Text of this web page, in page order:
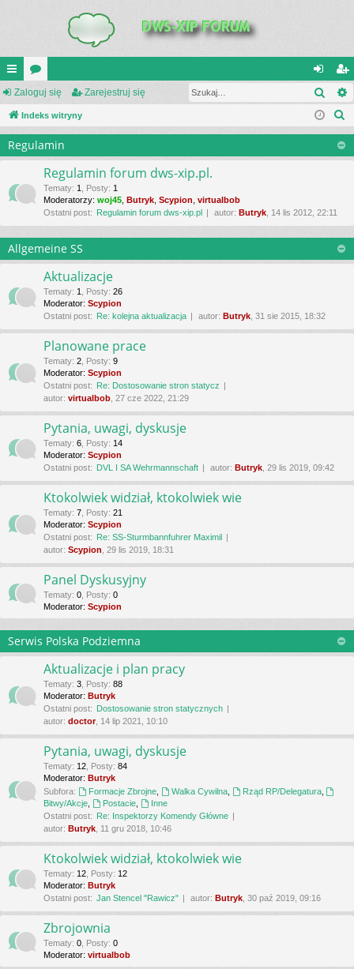
UI
C
K
_L
IN
or
a
al
og
si
ar
ej
es
tru
Zaloguj się Zarejestruj się
Indeks witryny
Regulamin
Regulamin forum dws-xip.pl.
Tematy: 1 Posty: 1
Moderatorzy: woj45 Butryk Scypion virtualbob
Ostatni post: Regulamin forum dws-xip.pl autor: Butryk , 14 lis 2012, 22:11
Allgemeine SS
Aktualizacje
Tematy: 1 Posty: 26
Moderator: Scypion
Ostatni post: Re: kolejna aktualizacja autor: Butryk , 31 sie 2015, 18:32
Planowane prace
Tematy: 2 Posty: 9
Moderator: Scypion
Ostatni post: Re: Dostosowanie stron statycz
autor: virtualbob , 27 cze 2022, 21:29
Pytania, uwagi, dyskusje
Tematy: 6 Posty: 14
Moderator: Scypion
Ostatni post: DVL I SA Wehrmannschaft autor: Butryk , 29 lis 2019, 09:42
Ktokolwiek widział, ktokolwiek wie
Tematy: 7 Posty: 21
Moderator: Scypion
Ostatni post: Re: SS-Sturmbannfuhrer Maximil
autor: Scypion , 29 lis 2019, 18:31
Panel Dyskusyjny
Tematy: 0 Posty: 0
Moderator: Scypion
Serwis Polska Podziemna
Aktualizacje i plan pracy
Tematy: 3 Posty: 88
Moderator: Butryk
Ostatni post: Dostosowanie stron statycznych
autor: doctor, 14 lip 2021, 10:10
Pytania, uwagi, dyskusje
Tematy: 12 Posty: 84
Moderator: Butryk
Subfora:
Formacje Zbrojne, Walka Cywilna, Rząd RP/Delegatura,
Bitwy/Akcje
Postacie,
Inne
Ostatni post: Re: Inspektorzy Komendy Główne
autor: Butryk , 11 gru 2018, 10:46
Ktokolwiek widział, ktokolwiek wie
Tematy: 12 Posty: 12
Moderator: Butryk
Ostatni post: Jan Stencel "Rawicz" autor: Butryk , 30 paź 2019, 09:16
Zbrojownia
Tematy: 0 Posty: 0
Moderator: virtualbob